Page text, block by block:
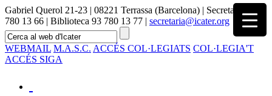
Gabriel Querol 21-23 | 08221 Terrassa (Barcelona) | Secretaria 93
780 13 66 | Biblioteca 93 780 13 77 | secretaria@icater.org
WEBMAIL M.A.S.C. ACCÉS COL·LEGIATS COL·LEGIA'T
ACCÉS SIGA